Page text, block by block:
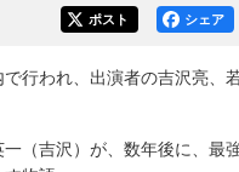
シェア
ポスト
われ、出演者の吉沢亮、若
（吉沢）が、数年後に、最